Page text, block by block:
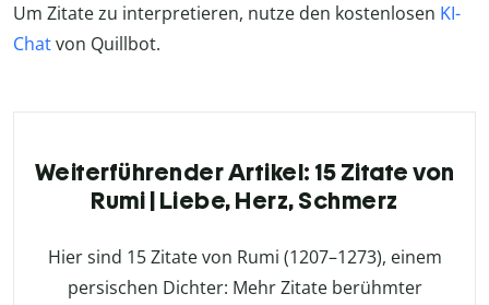
Um Zitate zu interpretieren, nutze den kostenlosen KI-
Chatvon Quillbot.
Weiterführender Artikel: 15 Zitate von
Rumi | Liebe, Herz, Schmerz
Hier sind 15 Zitate von Rumi (1207–1273), einem
persischen Dichter: Mehr Zitate berühmter